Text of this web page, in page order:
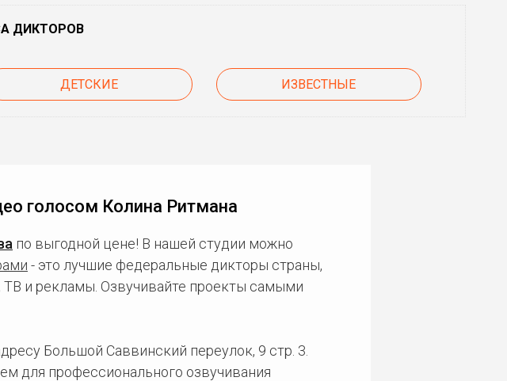
ДИКТОРОВ
ДЕТСКИЕ ИЗВЕСТНЫЕ
голосом Колина Ритмана
по выгодной цене! В нашей студии можно
- это лучшие федеральные дикторы страны,
ТВ и рекламы. Озвучивайте проекты самыми
Большой Саввинский переулок, 9 стр. 3.
для профессионального озвучивания